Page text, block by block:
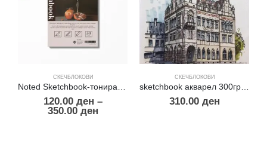
СКЕЧБЛОКОВИ
Noted Sketchbook-тонирани листови
120.00 ден –
350.00 ден
СКЕЧБЛОКОВИ
sketchbook акварел 300гр.30% памук А4
310.00 ден